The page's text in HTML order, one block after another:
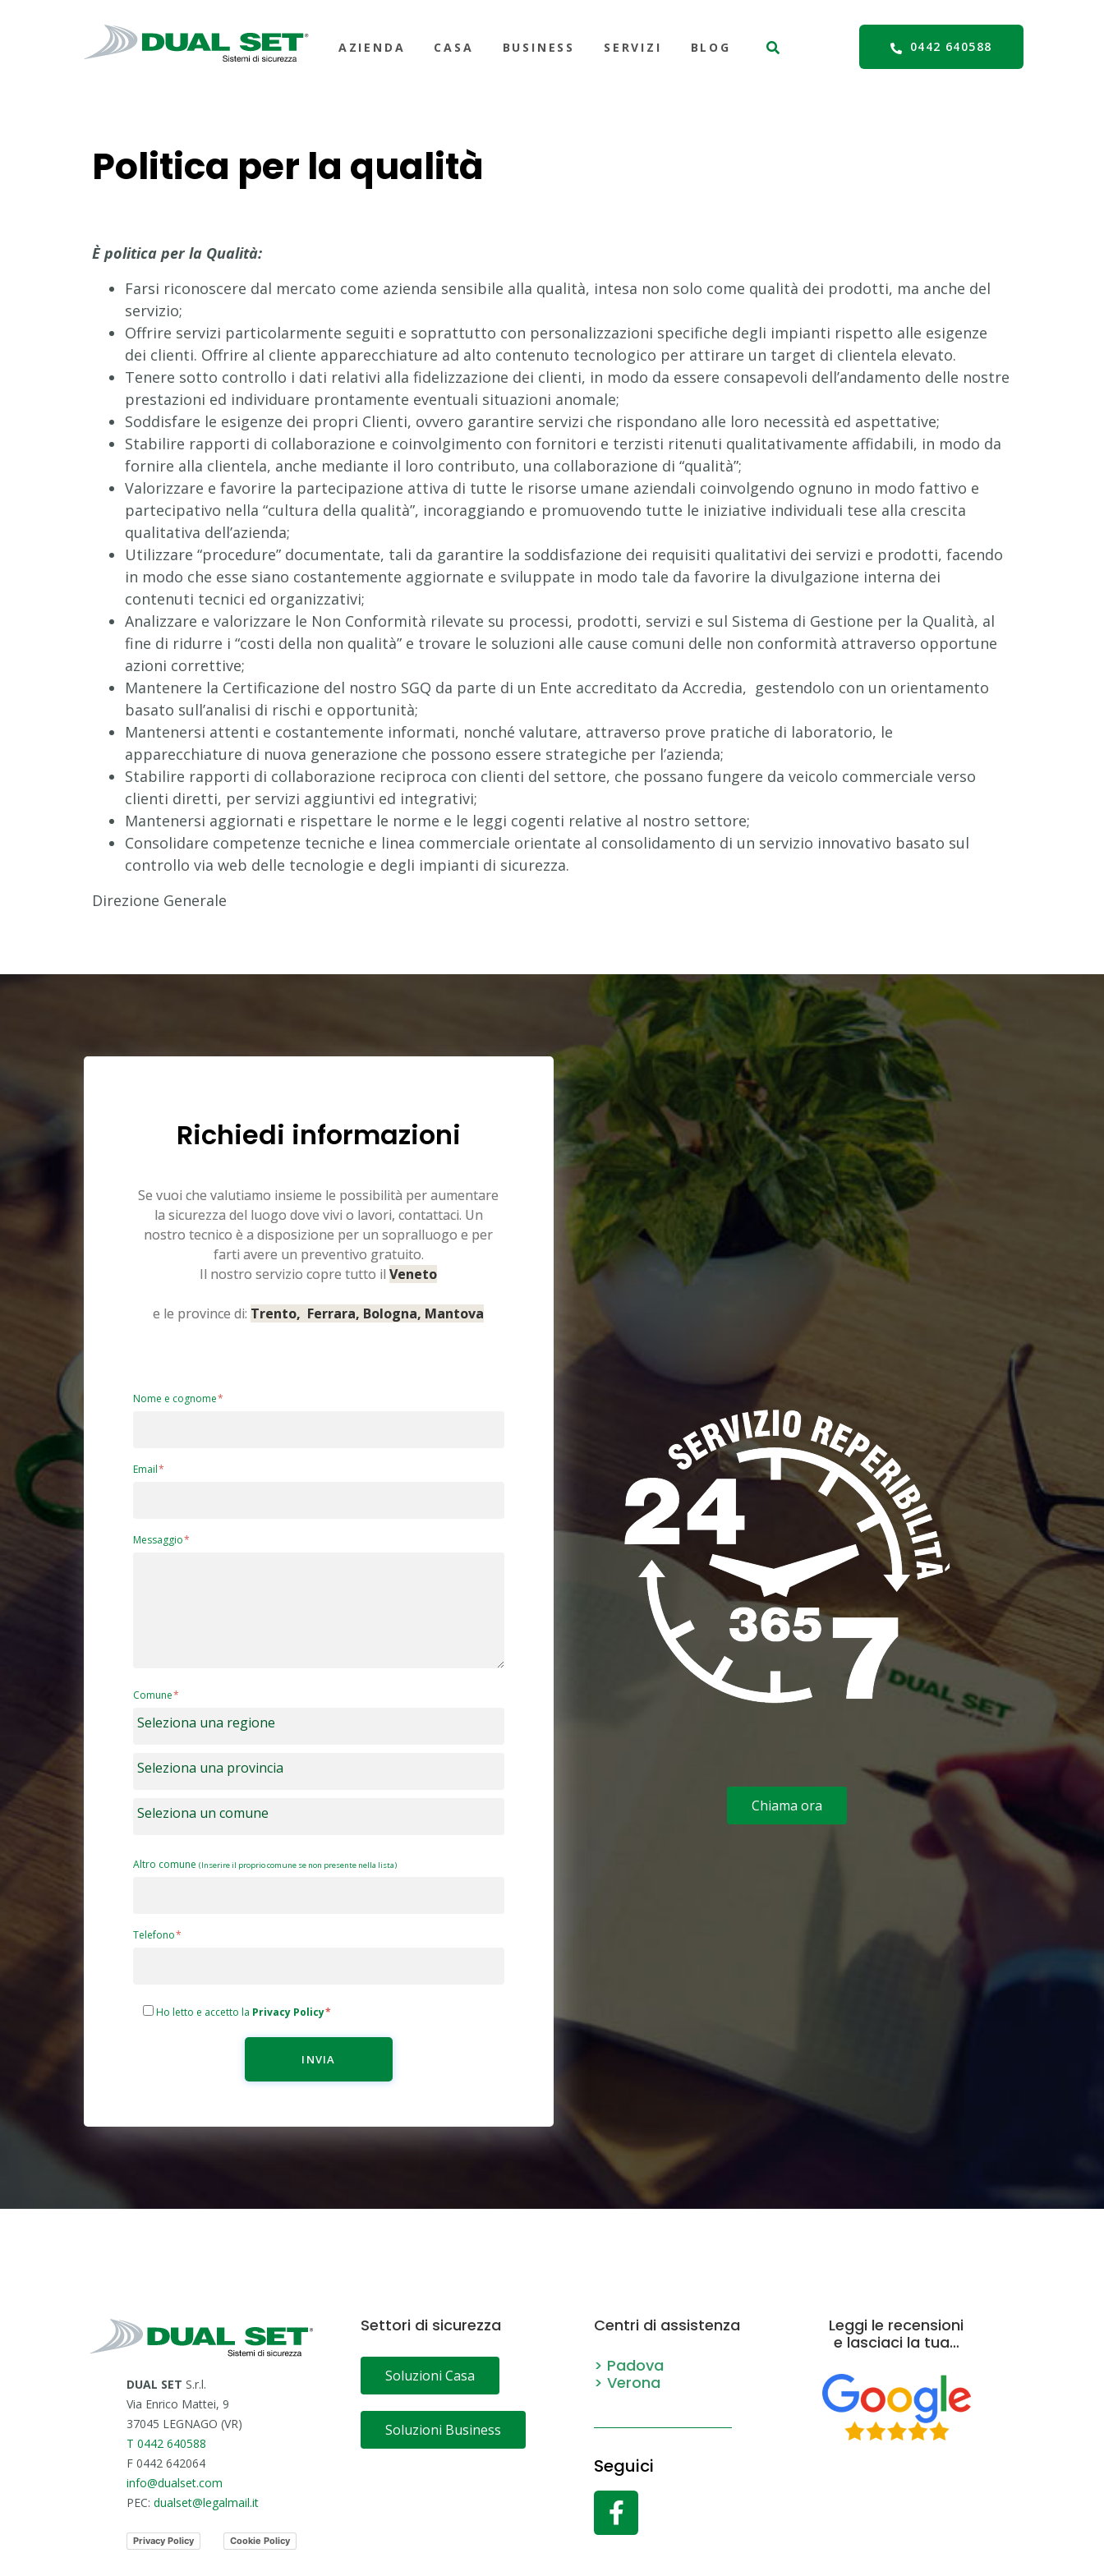
AZIENDA CASA BUSINESS SERVIZI BLOG 0442 640588
Politica per la qualità
È politica per la Qualità:
Farsi riconoscere dal mercato come azienda sensibile alla qualità, intesa non solo come qualità dei prodotti, ma anche del
servizio;
Offrire servizi particolarmente seguiti e soprattutto con personalizzazioni specifiche degli impianti rispetto alle esigenze
dei clienti. Offrire al cliente apparecchiature ad alto contenuto tecnologico per attirare un target di clientela elevato.
Tenere sotto controllo i dati relativi alla fidelizzazione dei clienti, in modo da essere consapevoli dell’andamento delle nostre
prestazioni ed individuare prontamente eventuali situazioni anomale;
Soddisfare le esigenze dei propri Clienti, ovvero garantire servizi che rispondano alle loro necessità ed aspettative;
Stabilire rapporti di collaborazione e coinvolgimento con fornitori e terzisti ritenuti qualitativamente affidabili, in modo da
fornire alla clientela, anche mediante il loro contributo, una collaborazione di “qualità”;
Valorizzare e favorire la partecipazione attiva di tutte le risorse umane aziendali coinvolgendo ognuno in modo fattivo e
partecipativo nella “cultura della qualità”, incoraggiando e promuovendo tutte le iniziative individuali tese alla crescita
qualitativa dell’azienda;
Utilizzare “procedure” documentate, tali da garantire la soddisfazione dei requisiti qualitativi dei servizi e prodotti, facendo
in modo che esse siano costantemente aggiornate e sviluppate in modo tale da favorire la divulgazione interna dei
contenuti tecnici ed organizzativi;
Analizzare e valorizzare le Non Conformità rilevate su processi, prodotti, servizi e sul Sistema di Gestione per la Qualità, al
fine di ridurre i “costi della non qualità” e trovare le soluzioni alle cause comuni delle non conformità attraverso opportune
azioni correttive;
Mantenere la Certificazione del nostro SGQ da parte di un Ente accreditato da Accredia, gestendolo con un orientamento
basato sull’analisi di rischi e opportunità;
Mantenersi attenti e costantemente informati, nonché valutare, attraverso prove pratiche di laboratorio, le
apparecchiature di nuova generazione che possono essere strategiche per l’azienda;
Stabilire rapporti di collaborazione reciproca con clienti del settore, che possano fungere da veicolo commerciale verso
clienti diretti, per servizi aggiuntivi ed integrativi;
Mantenersi aggiornati e rispettare le norme e le leggi cogenti relative al nostro settore;
Consolidare competenze tecniche e linea commerciale orientate al consolidamento di un servizio innovativo basato sul
controllo via web delle tecnologie e degli impianti di sicurezza.
Direzione Generale
Richiedi informazioni
Se vuoi che valutiamo insieme le possibilità per aumentare
la sicurezza del luogo dove vivi o lavori, contattaci. Un
nostro tecnico è a disposizione per un sopralluogo e per
farti avere un preventivo gratuito.
Il nostro servizio copre tutto ilVeneto
e le province di: Trento, Ferrara, Bologna, Mantova
Nome e cognome
Email
Messaggio
Comune
Altro comune (Inserire il proprio comune se non presente nella lista)
Telefono
Ho letto e accetto la Privacy Policy
Chiama ora
DUAL SET S.r.l.
Via Enrico Mattei, 9
37045 LEGNAGO (VR)
T 0442 640588
F 0442 642064
info@dualset.com
PEC: dualset@legalmail.it
Privacy Policy Cookie Policy
Settori di sicurezza
Soluzioni Casa
Soluzioni Business
Centri di assistenza
> Padova
> Verona
Seguici
Leggi le recensioni
e lasciaci la tua…